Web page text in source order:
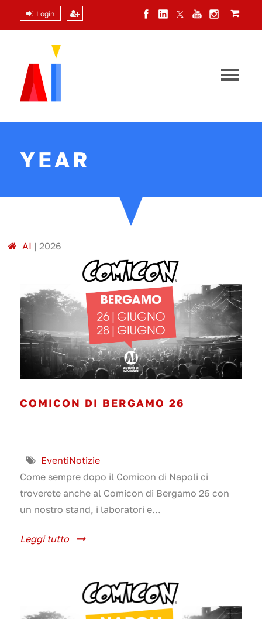
Login
YEAR
AI | 2026
COMICON DI BERGAMO 26
EventiNotizie
Come sempre dopo il Comicon di Napoli ci
troverete anche al Comicon di Bergamo 26 con
un nostro stand, i laboratori e...
Leggi tutto